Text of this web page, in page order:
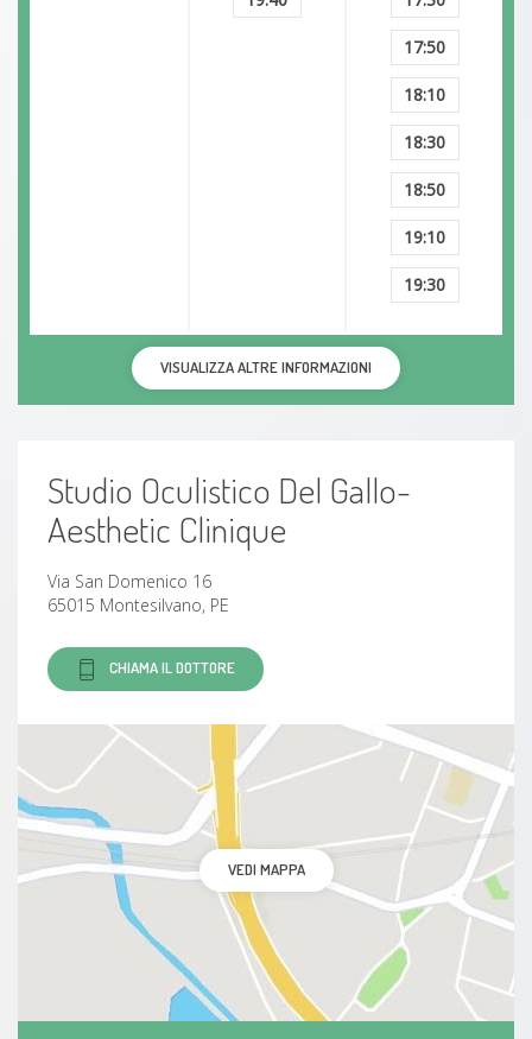
17:50
18:10
18:30
18:50
19:10
19:30
VISUALIZZA ALTRE INFORMAZIONI
Studio Oculistico Del Gallo-
Aesthetic Clinique
Via San Domenico 16
65015 Montesilvano, PE
CHIAMA IL DOTTORE
VEDI MAPPA